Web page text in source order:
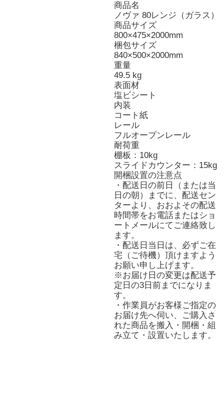
商品名
ノヴァ 80レンジ（ガラス）
商品サイズ
800×475×2000mm
梱包サイズ
840×500×2000mm
重量
49.5 kg
表面材
塩ビシート
内装
コート紙
レール
フルオープンレール
耐荷重
棚板：10kg
スライドカウンター：15kg
開梱設置の注意点
・配送日の前日（または当
日の朝）までに、配送セン
ターより、おおよその配送
時間帯をお電話またはショ
ートメールにてご連絡致し
ます。
・配送日当日は、必ずご在
宅（ご待機）頂けますよう
お願い申し上げます。
※お届け日の変更は配送予
定日の3日前までになりま
す。
・作業員がお客様ご指定の
お届け先へ伺い、ご購入さ
れた商品を搬入・開梱・組
み立て・設置いたします。